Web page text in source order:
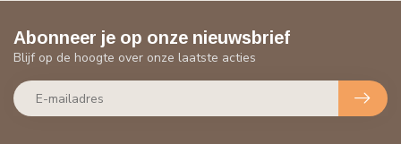
Abonneer je op onze nieuwsbrief
Blijf op de hoogte over onze laatste acties